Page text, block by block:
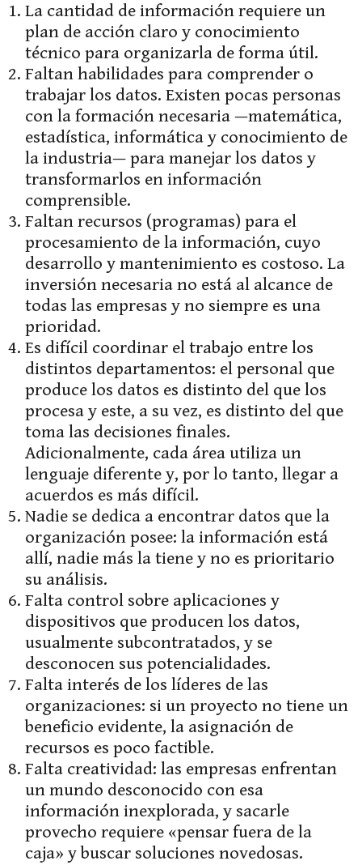
La cantidad de información requiere un
plan de acción claro y conocimiento
técnico para organizarla de forma útil.
Faltan habilidades para comprender o
trabajar los datos. Existen pocas personas
con la formación necesaria —matemática,
estadística, informática y conocimiento de
la industria— para manejar los datos y
transformarlos en información
comprensible.
Faltan recursos (programas) para el
procesamiento de la información, cuyo
desarrollo y mantenimiento es costoso. La
inversión necesaria no está al alcance de
todas las empresas y no siempre es una
prioridad.
Es difícil coordinar el trabajo entre los
distintos departamentos: el personal que
produce los datos es distinto del que los
procesa y este, a su vez, es distinto del que
toma las decisiones finales.
Adicionalmente, cada área utiliza un
lenguaje diferente y, por lo tanto, llegar a
acuerdos es más difícil.
Nadie se dedica a encontrar datos que la
organización posee: la información está
allí, nadie más la tiene y no es prioritario
su análisis.
Falta control sobre aplicaciones y
dispositivos que producen los datos,
usualmente subcontratados, y se
desconocen sus potencialidades.
Falta interés de los líderes de las
organizaciones: si un proyecto no tiene un
beneficio evidente, la asignación de
recursos es poco factible.
Falta creatividad: las empresas enfrentan
un mundo desconocido con esa
información inexplorada, y sacarle
provecho requiere «pensar fuera de la
caja» y buscar soluciones novedosas.